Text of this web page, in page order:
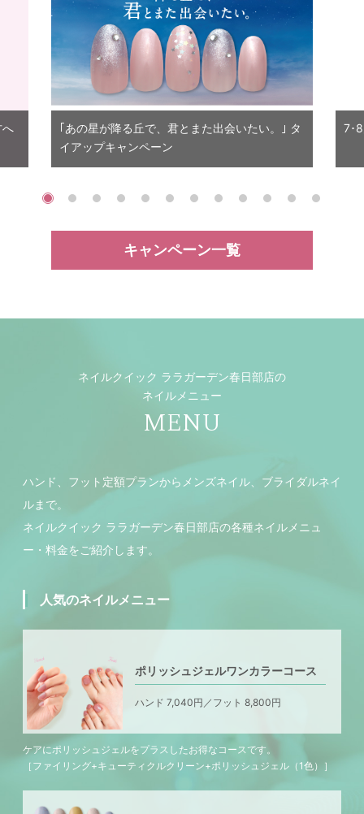
へ
｢あの星が降る丘で、君とまた出会いたい。｣ タ
イアップキャンペーン
7･
キャンペーン一覧
ネイルクイック ララガーデン春日部店の
ネイルメニュー
MENU
ハンド、フット定額プランからメンズネイル、ブライダルネイ
ルまで。
ネイルクイック ララガーデン春日部店の各種ネイルメニュ
ー・料金をご紹介します。
人気のネイルメニュー
ポリッシュジェルワンカラーコース
ハンド 7,040円／フット 8,800円
ケアにポリッシュジェルをプラスしたお得なコースです。
［ファイリング+キューティクルクリーン+ポリッシュジェル（1色）］